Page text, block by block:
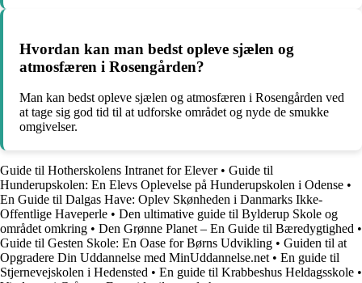
Hvordan kan man bedst opleve sjælen og
atmosfæren i Rosengården?
Man kan bedst opleve sjælen og atmosfæren i Rosengården ved
at tage sig god tid til at udforske området og nyde de smukke
omgivelser.
Guide til Hotherskolens Intranet for Elever• Guide til
Hunderupskolen: En Elevs Oplevelse på Hunderupskolen i Odense •
En Guide til Dalgas Have: Oplev Skønheden i Danmarks Ikke-
Offentlige Haveperle • Den ultimative guide til Bylderup Skole og
området omkring • Den Grønne Planet – En Guide til Bæredygtighed •
Guide til Gesten Skole: En Oase for Børns Udvikling • Guiden til at
Opgradere Din Uddannelse med MinUddannelse.net • En guide til
Stjernevejskolen i Hedensted • En guide til Krabbeshus Heldagsskole •